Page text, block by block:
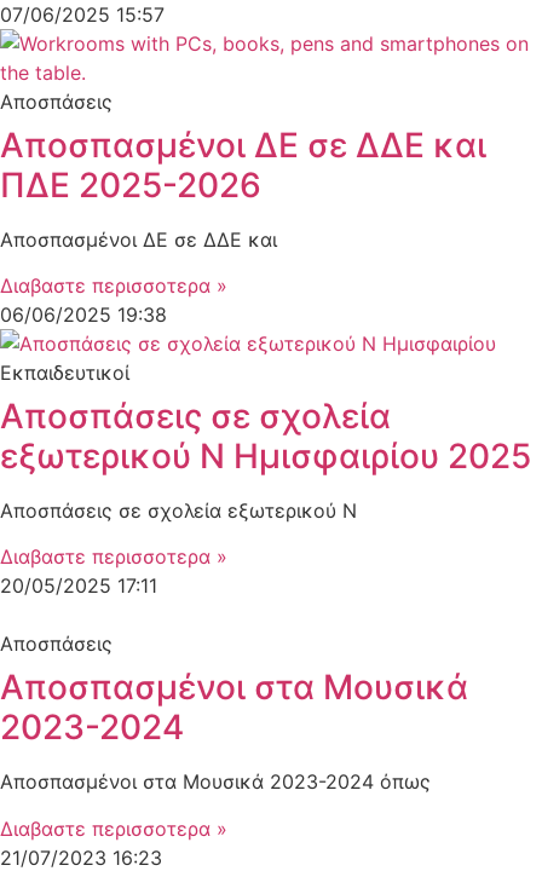
07/06/2025 15:57
Αποσπάσεις
Αποσπασμένοι ΔΕ σε ΔΔΕ και
ΠΔΕ 2025-2026
Αποσπασμένοι ΔΕ σε ΔΔΕ και
Διαβαστε περισσοτερα »
06/06/2025 19:38
Εκπαιδευτικοί
Αποσπάσεις σε σχολεία
εξωτερικού Ν Ημισφαιρίου 2025
Αποσπάσεις σε σχολεία εξωτερικού Ν
Διαβαστε περισσοτερα »
20/05/2025 17:11
Αποσπάσεις
Αποσπασμένοι στα Μουσικά
2023-2024
Αποσπασμένοι στα Μουσικά 2023-2024 όπως
Διαβαστε περισσοτερα »
21/07/2023 16:23